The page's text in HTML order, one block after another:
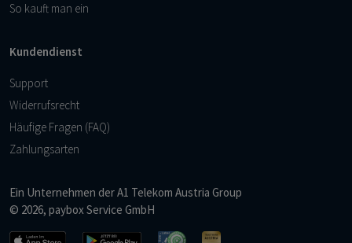
So kauft man ein
Kundendienst
Support
Widerrufsrecht
Häufige Fragen (FAQ)
Zahlungsarten
Ein Unternehmen derA1 Telekom Austria Group
© 2026, paybox Service GmbH